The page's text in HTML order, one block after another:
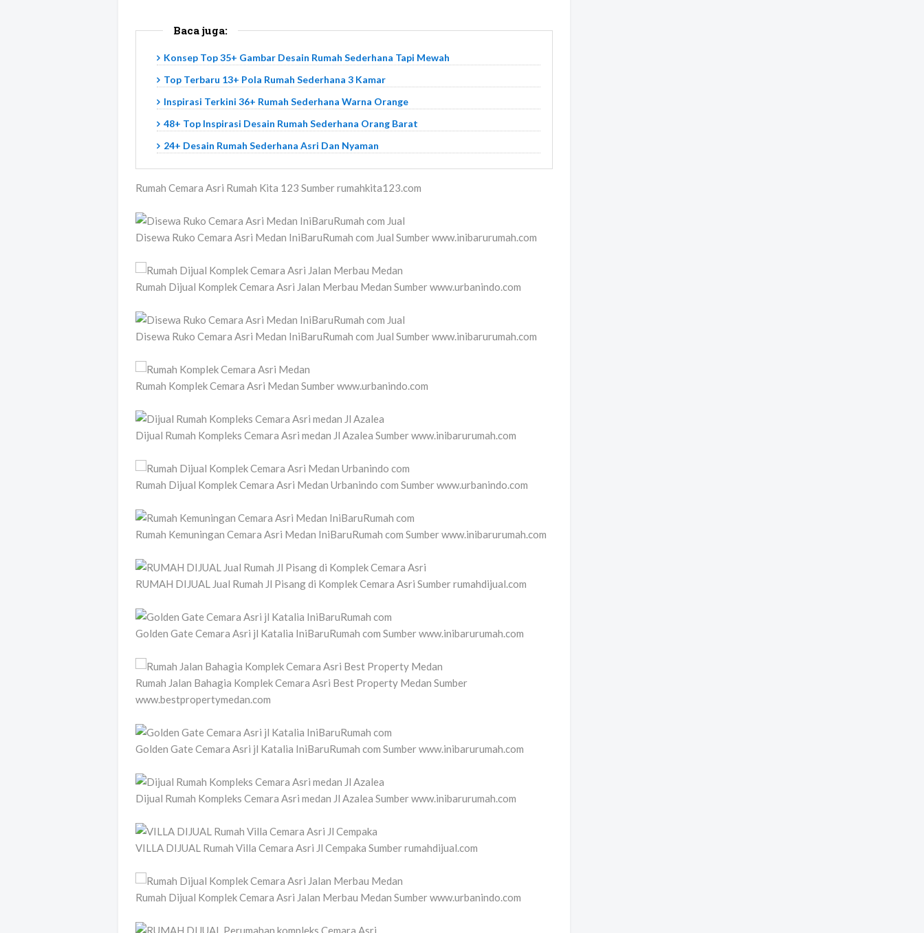
Baca juga:
Konsep Top 35+ Gambar Desain Rumah Sederhana Tapi Mewah
Top Terbaru 13+ Pola Rumah Sederhana 3 Kamar
Inspirasi Terkini 36+ Rumah Sederhana Warna Orange
48+ Top Inspirasi Desain Rumah Sederhana Orang Barat
24+ Desain Rumah Sederhana Asri Dan Nyaman
Rumah Cemara Asri Rumah Kita 123 Sumber rumahkita123.com
Disewa Ruko Cemara Asri Medan IniBaruRumah com Jual Sumber www.inibarurumah.com
Rumah Dijual Komplek Cemara Asri Jalan Merbau Medan Sumber www.urbanindo.com
Disewa Ruko Cemara Asri Medan IniBaruRumah com Jual Sumber www.inibarurumah.com
Rumah Komplek Cemara Asri Medan Sumber www.urbanindo.com
Dijual Rumah Kompleks Cemara Asri medan Jl Azalea Sumber www.inibarurumah.com
Rumah Dijual Komplek Cemara Asri Medan Urbanindo com Sumber www.urbanindo.com
Rumah Kemuningan Cemara Asri Medan IniBaruRumah com Sumber www.inibarurumah.com
RUMAH DIJUAL Jual Rumah Jl Pisang di Komplek Cemara Asri Sumber rumahdijual.com
Golden Gate Cemara Asri jl Katalia IniBaruRumah com Sumber www.inibarurumah.com
Rumah Jalan Bahagia Komplek Cemara Asri Best Property Medan Sumber
www.bestpropertymedan.com
Golden Gate Cemara Asri jl Katalia IniBaruRumah com Sumber www.inibarurumah.com
Dijual Rumah Kompleks Cemara Asri medan Jl Azalea Sumber www.inibarurumah.com
VILLA DIJUAL Rumah Villa Cemara Asri Jl Cempaka Sumber rumahdijual.com
Rumah Dijual Komplek Cemara Asri Jalan Merbau Medan Sumber www.urbanindo.com